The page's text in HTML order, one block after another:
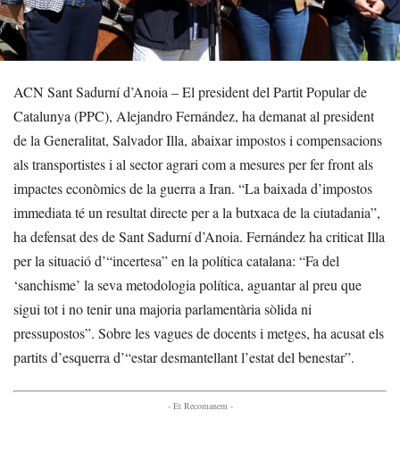
ACN Sant Sadurní d’Anoia – El president del Partit Popular de
Catalunya (PPC), Alejandro Fernández, ha demanat al president
de la Generalitat, Salvador Illa, abaixar impostos i compensacions
als transportistes i al sector agrari com a mesures per fer front als
impactes econòmics de la guerra a Iran. “La baixada d’impostos
immediata té un resultat directe per a la butxaca de la ciutadania”,
ha defensat des de Sant Sadurní d’Anoia. Fernández ha criticat Illa
per la situació d’“incertesa” en la política catalana: “Fa del
‘sanchisme’ la seva metodologia política, aguantar al preu que
sigui tot i no tenir una majoria parlamentària sòlida ni
pressupostos”. Sobre les vagues de docents i metges, ha acusat els
partits d’esquerra d’“estar desmantellant l’estat del benestar”.
- Et Recomanem -